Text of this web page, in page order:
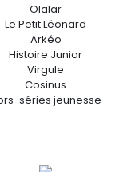
Olalar
Le Petit Léonard
Arkéo
Histoire Junior
Virgule
Cosinus
séries jeunesse